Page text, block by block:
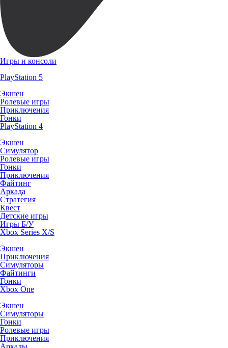
Игры и консоли
PlayStation 5
Экшен
Ролевые игры
Приключения
Гонки
PlayStation 4
Экшен
Симулятор
Ролевые игры
Гонки
Приключения
Файтинг
Аркада
Стратегия
Квест
Детские игры
Игры Б/У
Xbox Series X/S
Экшен
Приключения
Симуляторы
Файтинги
Гонки
Xbox One
Экшен
Симуляторы
Гонки
Ролевые игры
Приключения
Аркады